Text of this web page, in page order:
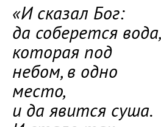
«И сказал Бог:
да соберется вода,
которая под
небом, в одно
место,
и да явится суша.